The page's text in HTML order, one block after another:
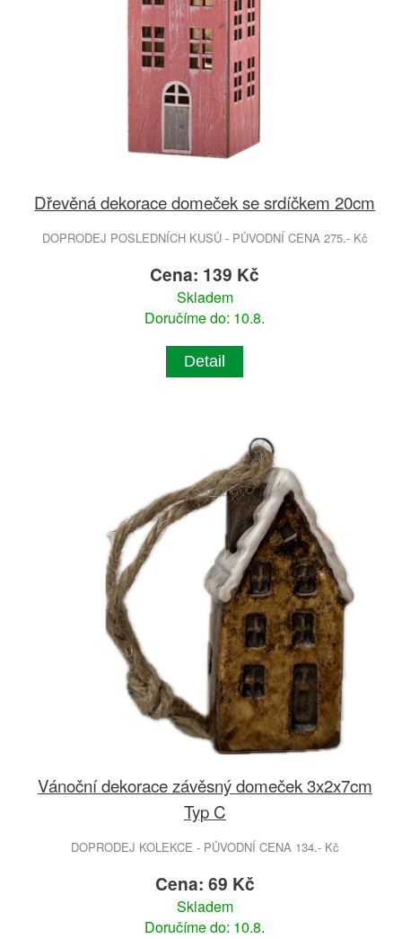
Dřevěná dekorace domeček se srdíčkem 20cm
DOPRODEJ POSLEDNÍCH KUSŮ - PŮVODNÍ CENA 275.- Kč
Cena: 139 Kč
Skladem
Doručíme do: 10.8.
Detail
Vánoční dekorace závěsný domeček 3x2x7cm
Typ C
DOPRODEJ KOLEKCE - PŮVODNÍ CENA 134.- Kč
Cena: 69 Kč
Skladem
Doručíme do: 10.8.